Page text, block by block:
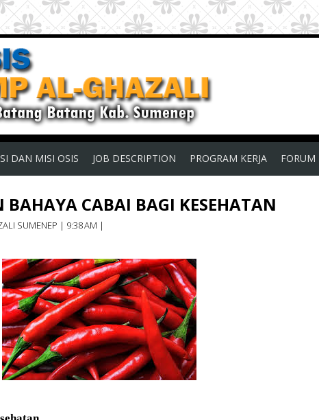
DAN MISI OSIS JOB DESCRIPTION PROGRAM KERJA FORUM
CABAI BAGI KESEHATAN
SUMENEP | 9:38 AM |